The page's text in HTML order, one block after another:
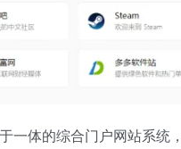
一体的综合门户网站系